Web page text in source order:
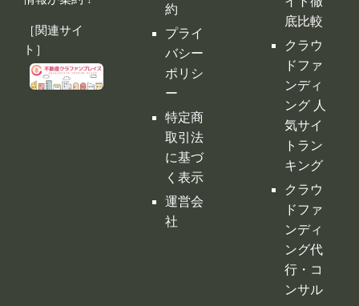
［関連サイ
ト］
約
プライ
バシー
ポリシ
ー
特定商
取引法
に基づ
く表示
運営会
社
底比較
クラウ
ドファ
ンディ
ング 人
気サイ
トラン
キング
クラウ
ドファ
ンディ
ング代
行・コ
ンサル